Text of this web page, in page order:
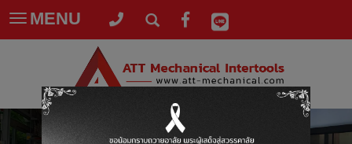
Toggle
navigation
MENU